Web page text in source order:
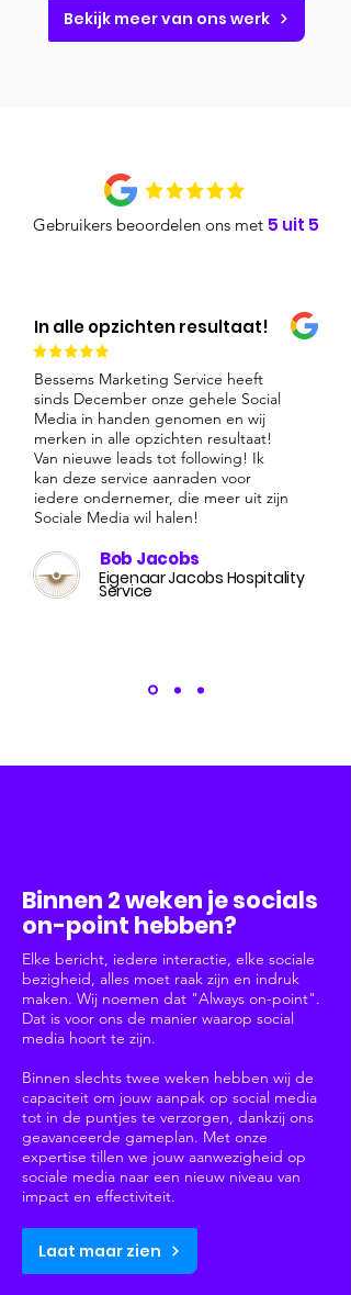
Bekijk meer van ons werk
Gebruikers beoordelen ons met 5 uit 5
In alle opzichten resultaat!
Bessems Marketing Service heeft
sinds December onze gehele Social
Media in handen genomen en wij
merken in alle opzichten resultaat!
Van nieuwe leads tot following! Ik
kan deze service aanraden voor
iedere ondernemer, die meer uit zijn
Sociale Media wil halen!
Bob Jacobs
Eigenaar Jacobs Hospitality
Service
Binnen 2 weken je socials
on-point hebben?
Elke bericht, iedere interactie, elke sociale
bezigheid, alles moet raak zijn en indruk
maken. Wij noemen dat "Always on-point".
Dat is voor ons de manier waarop social
media hoort te zijn.
Binnen slechts twee weken hebben wij de
capaciteit om jouw aanpak op social media
tot in de puntjes te verzorgen, dankzij ons
geavanceerde gameplan. Met onze
expertise tillen we jouw aanwezigheid op
sociale media naar een nieuw niveau van
impact en effectiviteit.
Laat maar zien